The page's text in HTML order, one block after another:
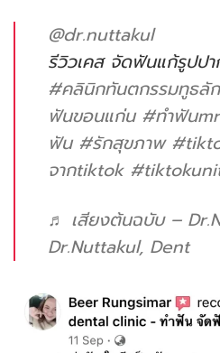
@dr.nuttakul
รีวิวเคส จัดฟันแก้รูปป
#คลินิกทันตกรรมทูธลั
ฟันขอนแก่น #ทําฟัน
ฟัน #รักสุขภาพ
จากtiktok
♬ เสียงต้นฉบับ –
Dr.Nuttakul, Dent